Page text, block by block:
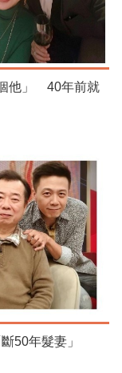
他」 40年前就
斷50年髮妻」